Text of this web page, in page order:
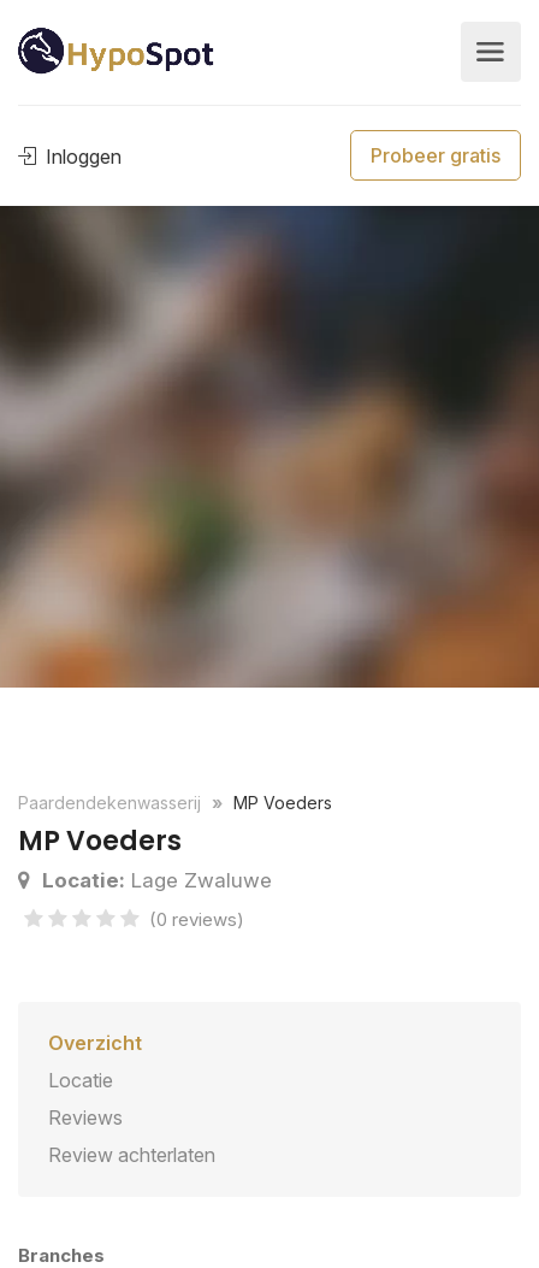
Inloggen Probeer gratis
Paardendekenwasserij MP Voeders
MP Voeders
Locatie: Lage Zwaluwe
(0 reviews)
Overzicht
Locatie
Reviews
Review achterlaten
Branches